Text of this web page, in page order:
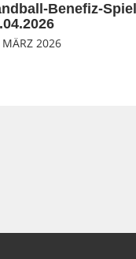
Benefiz-
2026